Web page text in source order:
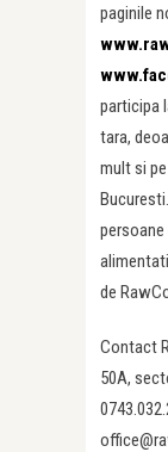
paginile
participa
tara,
mult si
de
Contact
50A,